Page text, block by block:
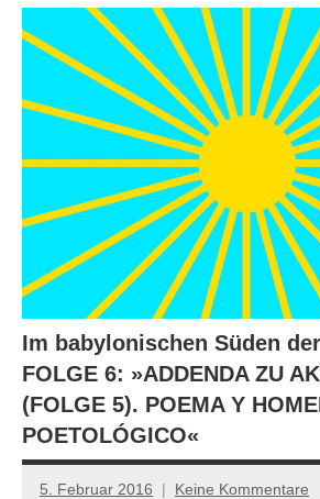
Im babylonischen Süden
FOLGE 6: »ADDENDA ZU
(FOLGE 5). POEMA Y
POETOLÓGICO«
5. Februar 2016 Keine Kommentare